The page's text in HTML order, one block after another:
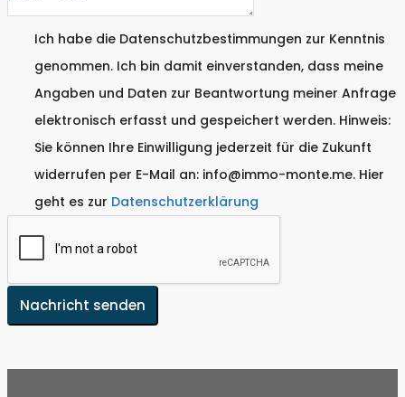
Ich habe die Datenschutzbestimmungen zur Kenntnis
genommen. Ich bin damit einverstanden, dass meine
Angaben und Daten zur Beantwortung meiner Anfrage
elektronisch erfasst und gespeichert werden. Hinweis:
Sie können Ihre Einwilligung jederzeit für die Zukunft
widerrufen per E-Mail an: info@immo-monte.me. Hier
geht es zur Datenschutzerklärung
Nachricht senden